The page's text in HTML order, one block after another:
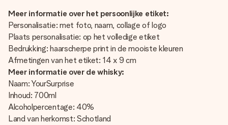
Meer informatie over het persoonlijke etiket:
Personalisatie: met foto, naam, collage of logo
Plaats personalisatie: op het volledige etiket
Bedrukking: haarscherpe print in de mooiste kleuren
Afmetingen van het etiket: 14 x 9 cm
Meer informatie over de whisky:
Naam: YourSurprise
Inhoud: 700ml
Alcoholpercentage: 40%
Land van herkomst: Schotland